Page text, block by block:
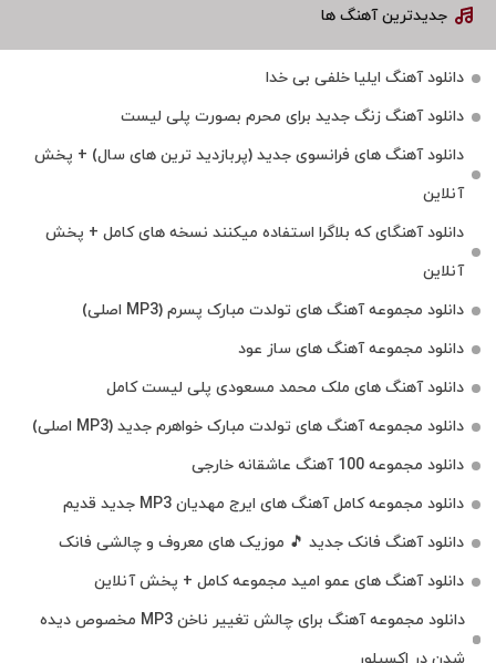
جدیدترین آهنگ ها
دانلود آهنگ ایلیا خلفی بی خدا
دانلود آهنگ زنگ جدید برای محرم بصورت پلی لیست
دانلود آهنگ های فرانسوی جدید (پربازدید ترین های سال) + پخش
آنلاین
دانلود آهنگای که بلاگرا استفاده میکنند نسخه های کامل + پخش
آنلاین
دانلود مجموعه آهنگ های تولدت مبارک پسرم (MP3 اصلی)
دانلود مجموعه آهنگ های ساز عود
دانلود آهنگ های ملک‌ محمد مسعودی پلی لیست کامل
دانلود مجموعه آهنگ های تولدت مبارک خواهرم جدید (MP3 اصلی)
دانلود مجموعه 100 آهنگ عاشقانه خارجی
دانلود مجموعه کامل آهنگ های ایرج مهدیان MP3 جدید قدیم
دانلود آهنگ فانک جدید 🎵 موزیک‌ های معروف و چالشی فانک
دانلود آهنگ های عمو امید مجموعه کامل + پخش آنلاین
دانلود مجموعه آهنگ برای چالش تغییر ناخن MP3 مخصوص دیده